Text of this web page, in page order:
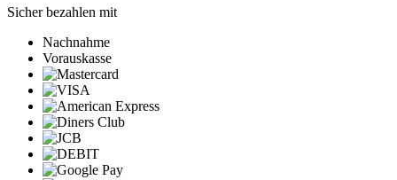
Sicher bezahlen mit
Nachnahme
Vorauskasse